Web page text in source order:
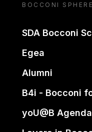
BOCCONI
SDA Bocconi
Egea
Alumni
B4i - Bocconi
yoU@B Agenda